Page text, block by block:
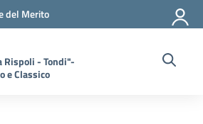
del Merito
Rispoli - Tondi"-
e Classico